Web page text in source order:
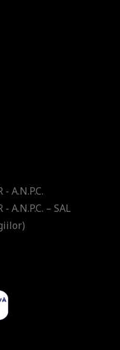
A.N.P.C.
A.N.P.C. – SAL